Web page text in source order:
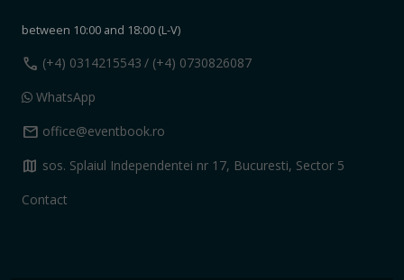
between 10:00 and 18:00 (L-V)
call (+4) 0314215543 / (+4) 0730826087
WhatsApp
mail office@eventbook.ro
map sos. Splaiul Independentei nr 17, Bucuresti, Sector 5
Contact